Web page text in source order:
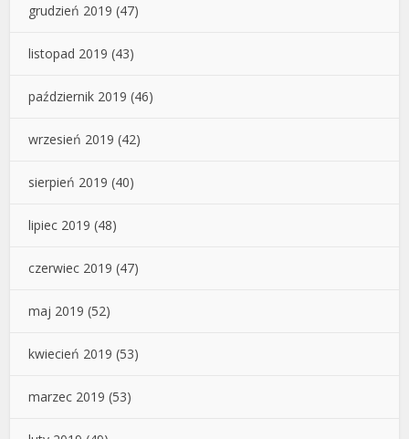
grudzień 2019 (47)
listopad 2019 (43)
październik 2019 (46)
wrzesień 2019 (42)
sierpień 2019 (40)
lipiec 2019 (48)
czerwiec 2019 (47)
maj 2019 (52)
kwiecień 2019 (53)
marzec 2019 (53)